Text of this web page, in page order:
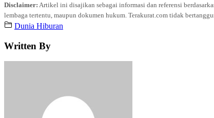
Disclaimer: Artikel ini disajikan sebagai informasi dan referensi
lembaga tertentu, maupun dokumen hukum. Terakurat.com tidak
Dunia Hiburan
Written By